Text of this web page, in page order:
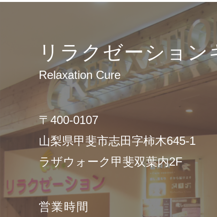
リラクゼーション
Relaxation Cure
〒400-0107
山梨県甲斐市志田字柿木645-1
ラザウォーク甲斐双葉内2F
営業時間